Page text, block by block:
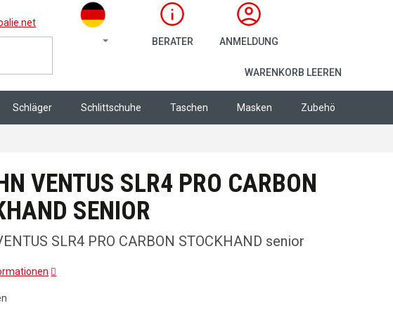
BERATER ANMELDUNG
WARENKORB LEEREN
Schläger Schlittschuhe Taschen Masken Zubehör
VENTUS SLR4 PRO CARBON
SENIOR
SLR4 PRO CARBON STOCKHAND senior